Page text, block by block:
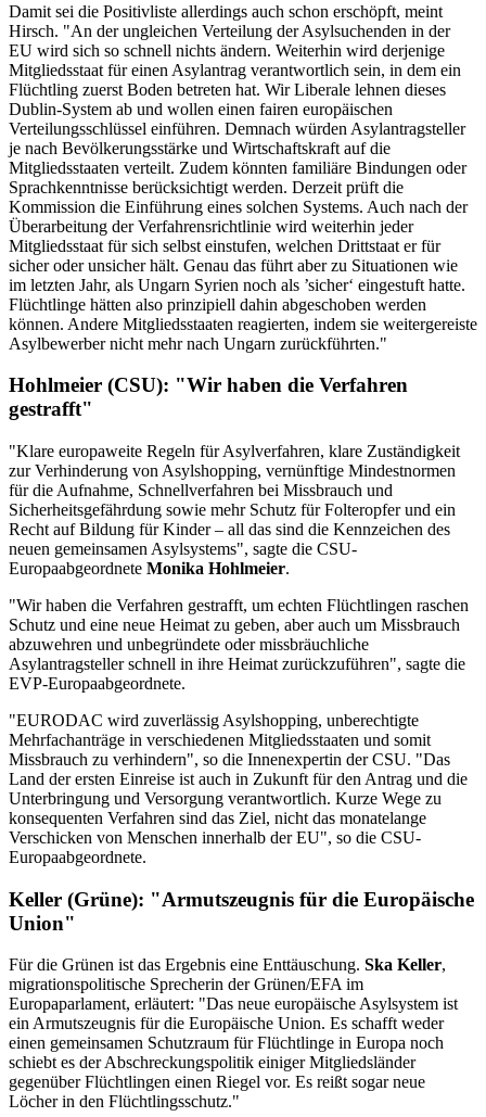
Damit sei die Positivliste allerdings auch schon erschöpft, meint
Hirsch. "An der ungleichen Verteilung der Asylsuchenden in der
EU wird sich so schnell nichts ändern. Weiterhin wird derjenige
Mitgliedsstaat für einen Asylantrag verantwortlich sein, in dem ein
Flüchtling zuerst Boden betreten hat. Wir Liberale lehnen dieses
Dublin-System ab und wollen einen fairen europäischen
Verteilungsschlüssel einführen. Demnach würden Asylantragsteller
je nach Bevölkerungsstärke und Wirtschaftskraft auf die
Mitgliedsstaaten verteilt. Zudem könnten familiäre Bindungen oder
Sprachkenntnisse berücksichtigt werden. Derzeit prüft die
Kommission die Einführung eines solchen Systems. Auch nach der
Überarbeitung der Verfahrensrichtlinie wird weiterhin jeder
Mitgliedsstaat für sich selbst einstufen, welchen Drittstaat er für
sicher oder unsicher hält. Genau das führt aber zu Situationen wie
im letzten Jahr, als Ungarn Syrien noch als ’sicher‘ eingestuft hatte.
Flüchtlinge hätten also prinzipiell dahin abgeschoben werden
können. Andere Mitgliedsstaaten reagierten, indem sie weitergereiste
Asylbewerber nicht mehr nach Ungarn zurückführten."
Hohlmeier (CSU): "Wir haben die Verfahren
gestrafft"
"Klare europaweite Regeln für Asylverfahren, klare Zuständigkeit
zur Verhinderung von Asylshopping, vernünftige Mindestnormen
für die Aufnahme, Schnellverfahren bei Missbrauch und
Sicherheitsgefährdung sowie mehr Schutz für Folteropfer und ein
Recht auf Bildung für Kinder – all das sind die Kennzeichen des
neuen gemeinsamen Asylsystems", sagte die CSU-
Europaabgeordnete Monika Hohlmeier.
"Wir haben die Verfahren gestrafft, um echten Flüchtlingen raschen
Schutz und eine neue Heimat zu geben, aber auch um Missbrauch
abzuwehren und unbegründete oder missbräuchliche
Asylantragsteller schnell in ihre Heimat zurückzuführen", sagte die
EVP-Europaabgeordnete.
"EURODAC wird zuverlässig Asylshopping, unberechtigte
Mehrfachanträge in verschiedenen Mitgliedsstaaten und somit
Missbrauch zu verhindern", so die Innenexpertin der CSU. "Das
Land der ersten Einreise ist auch in Zukunft für den Antrag und die
Unterbringung und Versorgung verantwortlich. Kurze Wege zu
konsequenten Verfahren sind das Ziel, nicht das monatelange
Verschicken von Menschen innerhalb der EU", so die CSU-
Europaabgeordnete.
Keller (Grüne): "Armutszeugnis für die Europäische
Union"
Für die Grünen ist das Ergebnis eine Enttäuschung. Ska Keller,
migrationspolitische Sprecherin der Grünen/EFA im
Europaparlament, erläutert: "Das neue europäische Asylsystem ist
ein Armutszeugnis für die Europäische Union. Es schafft weder
einen gemeinsamen Schutzraum für Flüchtlinge in Europa noch
schiebt es der Abschreckungspolitik einiger Mitgliedsländer
gegenüber Flüchtlingen einen Riegel vor. Es reißt sogar neue
Löcher in den Flüchtlingsschutz."